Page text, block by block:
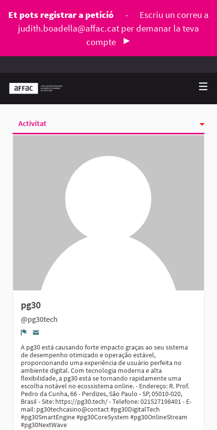
Et pots registrar a petició -
Escriu un correu a
judith.boadella@affac.cat per demanar la teva
compte
Activitat
pg30
@pg30tech
Denúncia
A pg30 está causando forte impacto graças ao seu sistema
de desempenho otimizado e operação estável,
proporcionando uma experiência de usuário perfeita no
ambiente digital. Com tecnologia moderna e alta
flexibilidade, a pg30 está se tornando rapidamente uma
escolha notável no ecossistema online. - Endereço: R. Prof.
Pedro da Cunha, 66 - Perdizes, São Paulo - SP, 05010-020,
Brasil - Site: https://pg30.tech/ - Telefone: 021527198401 - E-
mail: pg30techcasino@contact #pg30DigitalTech
#pg30SmartEngine #pg30CoreSystem #pg30OnlineStream
#pg30NextWave